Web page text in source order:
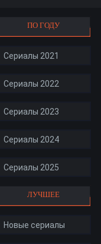
ПО ГОДУ
Сериалы 2021
Сериалы 2022
Сериалы 2023
Сериалы 2024
Сериалы 2025
ЛУЧШЕЕ
Новые сериалы